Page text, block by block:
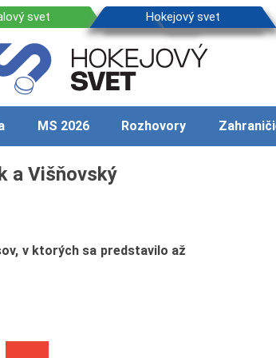
MS 2026 Rozhovory
a Višňovský
v ktorých sa predstavilo až